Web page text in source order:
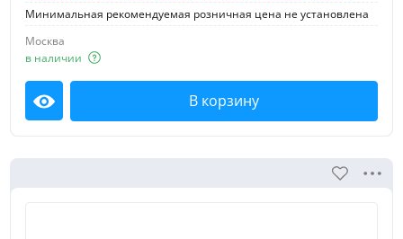
Минимальная рекомендуемая розничная цена не установлена
Москва
в наличии
Посмотреть В корзину